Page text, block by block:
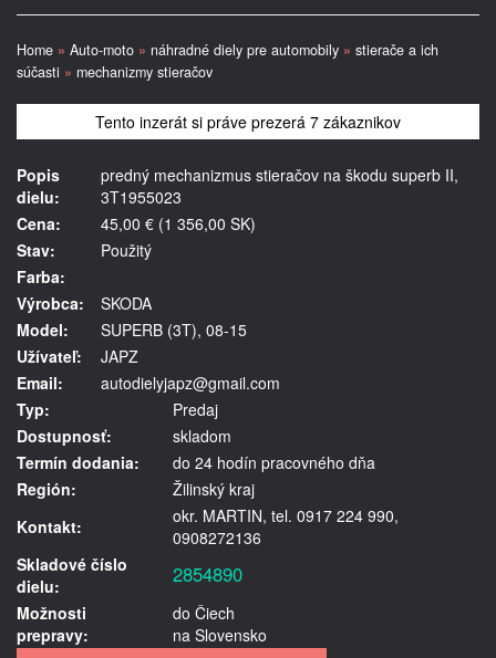
Home » Auto-moto » náhradné diely pre automobily » stierače a ich
súčasti » mechanizmy stieračov
Tento inzerát si práve prezerá 7 zákaznikov
Popis
dielu:
predný mechanizmus stieračov na škodu superb II,
3T1955023
Cena:
45,00 € (1 356,00 SK)
Stav:
Použitý
Farba:
Výrobca:
SKODA
Model:
SUPERB (3T), 08-15
Užívateľ:
JAPZ
Email:
autodielyjapz@gmail.com
Typ:
Predaj
Dostupnosť:
skladom
Termín dodania:
do 24 hodín pracovného dňa
Región:
Žilinský kraj
Kontakt:
okr. MARTIN, tel. 0917 224 990,
0908272136
Skladové číslo
dielu:
2854890
Možnosti
prepravy:
do Čiech
na Slovensko